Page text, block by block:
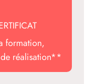
formation,
réalisation**